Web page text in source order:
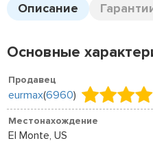
Описание
Основные
Продавец
eurmax(6960)
Местонахождение
El Monte, US